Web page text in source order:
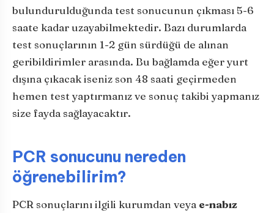
bulundurulduğunda test sonucunun çıkması 5-6
saate kadar uzayabilmektedir. Bazı durumlarda
test sonuçlarının 1-2 gün sürdüğü de alınan
geribildirimler arasında. Bu bağlamda eğer yurt
dışına çıkacak iseniz son 48 saati geçirmeden
hemen test yaptırmanız ve sonuç takibi yapmanız
size fayda sağlayacaktır.
PCR sonucunu nereden
öğrenebilirim?
PCR sonuçlarını ilgili kurumdan veya e-nabız